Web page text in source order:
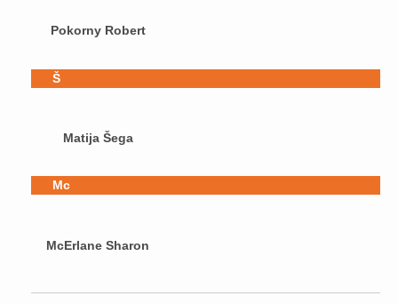
Pokorny Robert
Š
Matija Šega
Mc
McErlane Sharon